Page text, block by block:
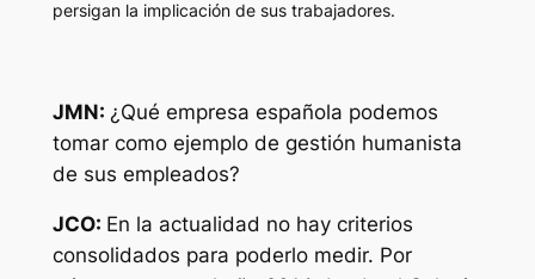
persigan la implicación de sus trabajadores.
JMN: ¿Qué empresa española podemos
tomar como ejemplo de gestión humanista
de sus empleados?
JCO: En la actualidad no hay criterios
consolidados para poderlo medir. Por